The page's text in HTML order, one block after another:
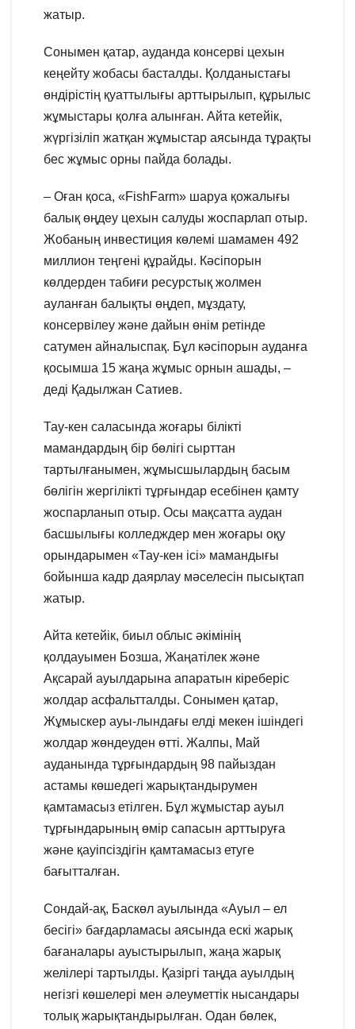
жатыр.
Сонымен қатар, ауданда консерві цехын
кеңейту жобасы басталды. Қолданыстағы
өндірістің қуаттылығы арттырылып, құрылыс
жұмыстары қолға алынған. Айта кетейік,
жүргізіліп жатқан жұмыстар аясында тұрақты
бес жұмыс орны пайда болады.
– Оған қоса, «FishFarm» шаруа қожалығы
балық өңдеу цехын салуды жоспарлап отыр.
Жобаның инвестиция көлемі шамамен 492
миллион теңгені құрайды. Кәсіпорын
көлдерден табиғи ресурстық жолмен
ауланған балықты өңдеп, мұздату,
консервілеу және дайын өнім ретінде
сатумен айналыспақ. Бұл кәсіпорын ауданға
қосымша 15 жаңа жұмыс орнын ашады, –
деді Қадылжан Сатиев.
Тау-кен саласында жоғары білікті
мамандардың бір бөлігі сырттан
тартылғанымен, жұмысшылардың басым
бөлігін жергілікті тұрғындар есебінен қамту
жоспарланып отыр. Осы мақсатта аудан
басшылығы колледждер мен жоғары оқу
орындарымен «Тау-кен ісі» мамандығы
бойынша кадр даярлау мәселесін пысықтап
жатыр.
Айта кетейік, биыл облыс әкімінің
қолдауымен Бозша, Жаңатілек және
Ақсарай ауылдарына апаратын кіреберіс
жолдар асфальтталды. Сонымен қатар,
Жұмыскер ауы-лындағы елді мекен ішіндегі
жолдар жөндеуден өтті. Жалпы, Май
ауданында тұрғындардың 98 пайыздан
астамы көшедегі жарықтандырумен
қамтамасыз етілген. Бұл жұмыстар ауыл
тұрғындарының өмір сапасын арттыруға
және қауіпсіздігін қамтамасыз етуге
бағытталған.
Сондай-ақ, Баскөл ауылында «Ауыл – ел
бесігі» бағдарламасы аясында ескі жарық
бағаналары ауыстырылып, жаңа жарық
желілері тартылды. Қазіргі таңда ауылдың
негізгі көшелері мен әлеуметтік нысандары
толық жарықтандырылған. Одан бөлек,